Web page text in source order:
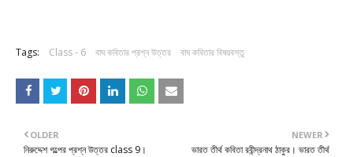
Tags: Class - 6 বাঘ কবিতার প্রশ্ন উত্তর বাঘ কবিতার বিষয়বস্তু
NEWER
ভারত তীর্থ কবিতা রবীন্দ্রনাথ ঠাকুর। ভারত তীর্থ
OLDER
নিরুদ্দেশ গল্পের প্রশ্ন উত্তর class 9।